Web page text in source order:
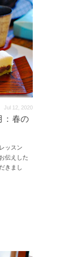
Jul 12, 2020
：春の
ッスン
伝えした
きまし